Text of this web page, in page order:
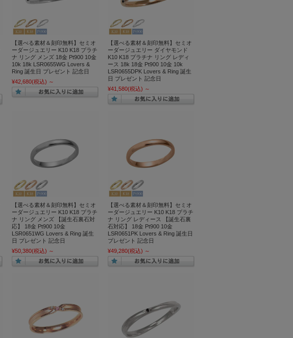
【選べる素材＆刻印無料】セミオ
ーダージュエリー K10 K18 プラチ
ナ リング メンズ 18金 Pt900 10金
10k 18k LSR0655WG Lovers &
Ring 誕生日 プレゼント 記念日
¥42,680(税込) ～
【選べる素材＆刻印無料】セミオ
ーダージュエリー ダイヤモンド
K10 K18 プラチナ リング レディ
ース 18k 18金 Pt900 10金 10k
LSR0655DPK Lovers & Ring 誕生
日 プレゼント 記念日
¥41,580(税込) ～
【選べる素材＆刻印無料】セミオ
ーダージュエリー K10 K18 プラチ
ナ リング メンズ 【誕生石裏石対
応】 18金 Pt900 10金
LSR0651WG Lovers & Ring 誕生
日 プレゼント 記念日
¥50,380(税込) ～
【選べる素材＆刻印無料】セミオ
ーダージュエリー K10 K18 プラチ
ナ リング レディース 【誕生石裏
石対応】 18金 Pt900 10金
LSR0651PK Lovers & Ring 誕生日
プレゼント 記念日
¥49,280(税込) ～